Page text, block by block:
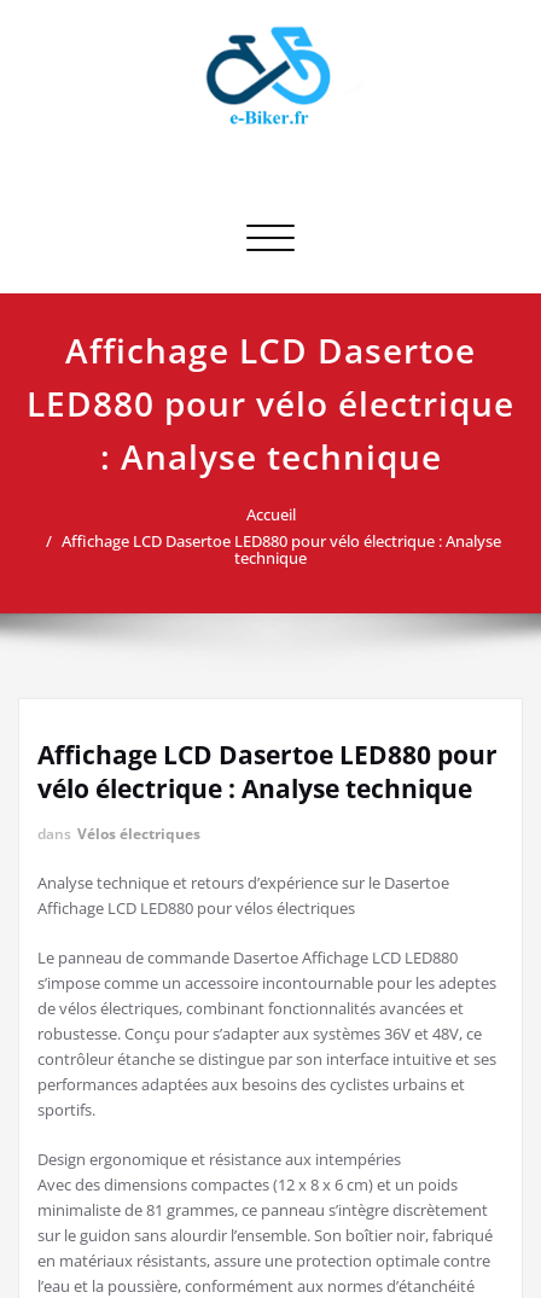
Afficher/masquer la navigation
Affichage LCD Dasertoe
LED880 pour vélo électrique
: Analyse technique
Accueil
Affichage LCD Dasertoe LED880 pour vélo électrique : Analyse
technique
Affichage LCD Dasertoe LED880 pour
vélo électrique : Analyse technique
dans Vélos électriques
Analyse technique et retours d’expérience sur le Dasertoe
Affichage LCD LED880 pour vélos électriques
Le panneau de commande Dasertoe Affichage LCD LED880
s’impose comme un accessoire incontournable pour les adeptes
de vélos électriques, combinant fonctionnalités avancées et
robustesse. Conçu pour s’adapter aux systèmes 36V et 48V, ce
contrôleur étanche se distingue par son interface intuitive et ses
performances adaptées aux besoins des cyclistes urbains et
sportifs.
Design ergonomique et résistance aux intempéries
Avec des dimensions compactes (12 x 8 x 6 cm) et un poids
minimaliste de 81 grammes, ce panneau s’intègre discrètement
sur le guidon sans alourdir l’ensemble. Son boîtier noir, fabriqué
en matériaux résistants, assure une protection optimale contre
l’eau et la poussière, conformément aux normes d’étanchéité